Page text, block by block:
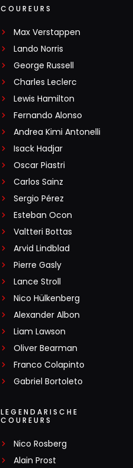
COUREURS
Max Verstappen
Lando Norris
George Russell
Charles Leclerc
Lewis Hamilton
Fernando Alonso
Andrea Kimi Antonelli
Isack Hadjar
Oscar Piastri
Carlos Sainz
Sergio Pérez
Esteban Ocon
Valtteri Bottas
Arvid Lindblad
Pierre Gasly
Lance Stroll
Nico Hülkenberg
Alexander Albon
Liam Lawson
Oliver Bearman
Franco Colapinto
Gabriel Bortoleto
LEGENDARISCHE
COUREURS
Nico Rosberg
Alain Prost